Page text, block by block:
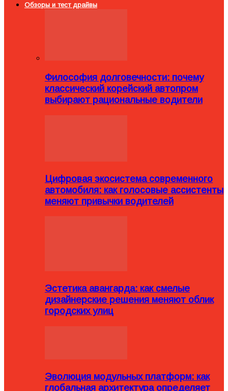
Обзоры и тест драйвы
Философия долговечности: почему
классический корейский автопром
выбирают рациональные водители
Цифровая экосистема современного
автомобиля: как голосовые ассистенты
меняют привычки водителей
Эстетика авангарда: как смелые
дизайнерские решения меняют облик
городских улиц
Эволюция модульных платформ: как
глобальная архитектура определяет